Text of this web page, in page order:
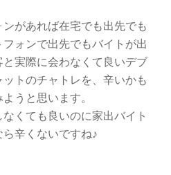
があれば在宅でも出先でも
ォンで出先でもバイトが出
実際に会わなくて良いデブ
トのチャトレを、辛いかも
うと思います。
くても良いのに家出バイト
辛くないですね♪